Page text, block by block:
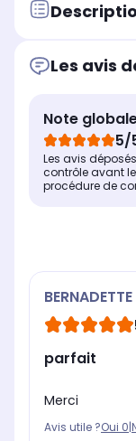
Les avis
Note
5/
Les avis
contrôle avant
procédure de
BERNADETTE
parfait
Merci
Avis utile ?Oui 0